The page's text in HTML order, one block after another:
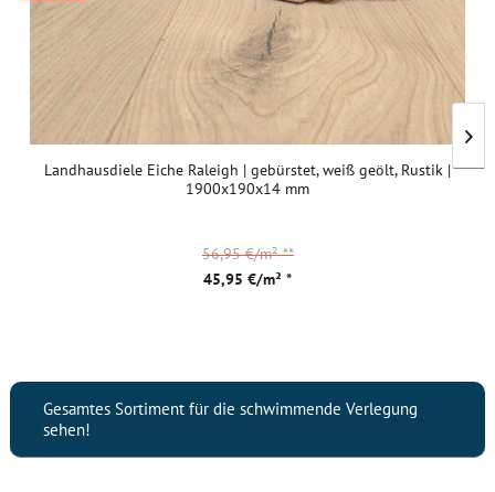
Landhausdiele Eiche Raleigh | gebürstet, weiß geölt, Rustik |
1900x190x14 mm
45,95 €/m² *
56,95 €/m²**
Gesamtes Sortiment für die schwimmende Verlegung
sehen!